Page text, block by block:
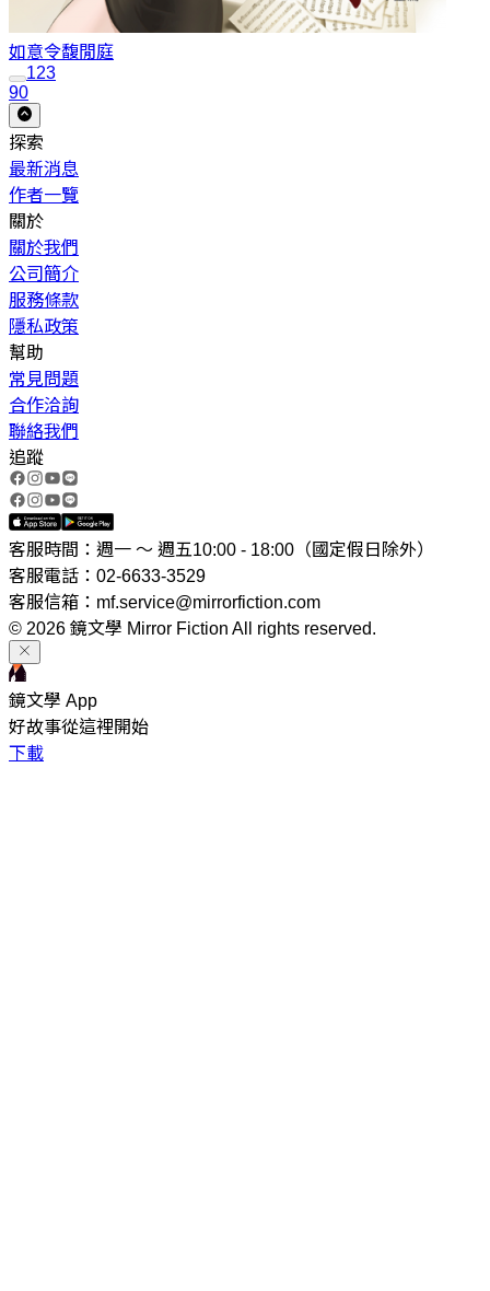
如意令馥閒庭
123
90
探索
最新消息
作者一覽
關於
關於我們
公司簡介
服務條款
隱私政策
幫助
常見問題
合作洽詢
聯絡我們
追蹤
客服時間：週一 ～ 週五10:00 - 18:00（國定假日除外）
客服電話：02-6633-3529
客服信箱：mf.service@mirrorfiction.com
© 2026 鏡文學 Mirror Fiction All rights reserved.
鏡文學 App
好故事從這裡開始
下載